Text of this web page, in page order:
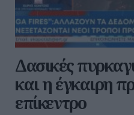
Δασικές
και η έγκαιρη
επίκεντρο